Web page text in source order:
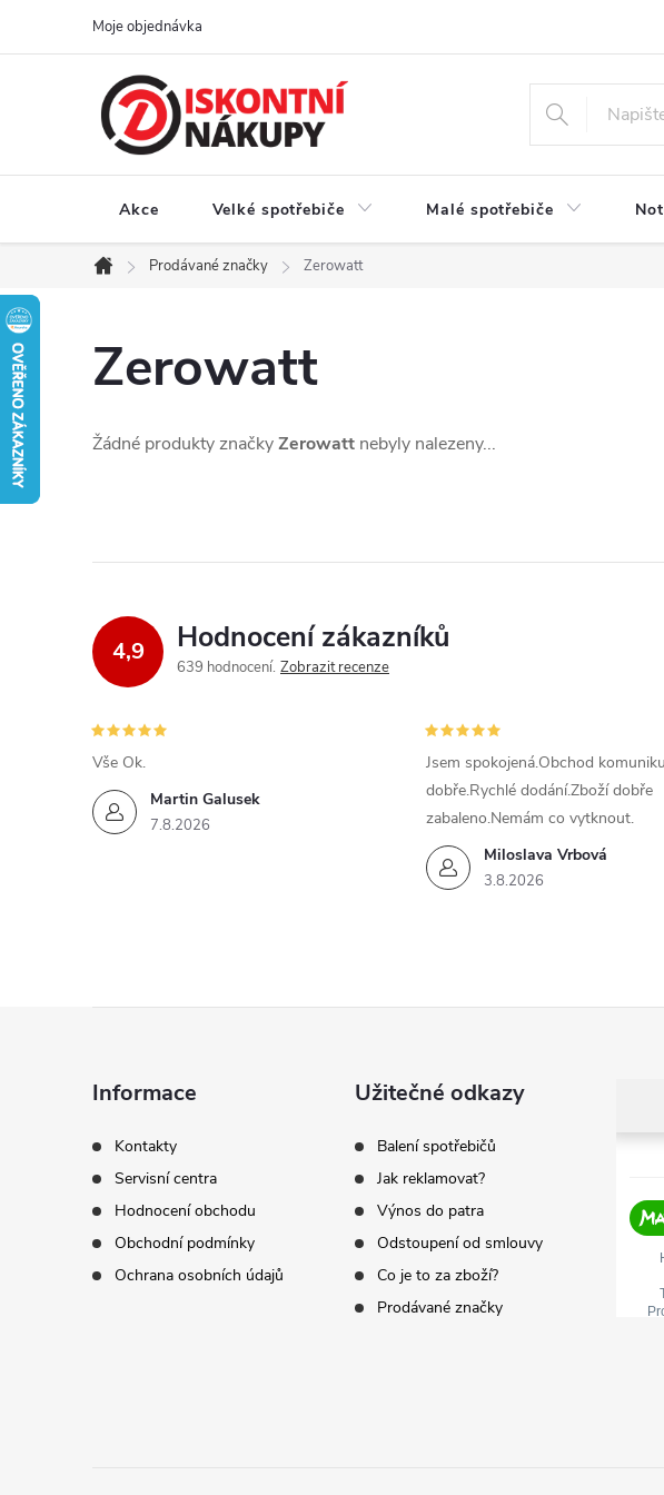
Moje objednávka
Akce Velké spotřebiče Malé spotřebiče
Domů
Prodávané značky Zerowatt
Zerowatt
Žádné produkty značkyZerowatt nebyly nalezeny...
4,9 Hodnocení zákazníků
639 hodnocení Zobrazit recenze
Martin Galusek
7.8.2026
Vše Ok.
Miloslava Vrbová
3.8.2026
Jsem spokojená.Obchod
dobře.Rychlé dodání.Zboží dobře
zabaleno.Nemám co vytknout.
Informace
Kontakty
Servisní centra
Hodnocení obchodu
Obchodní podmínky
Ochrana osobních údajů
Užitečné odkazy
Balení spotřebičů
Jak reklamovat?
Výnos do patra
Odstoupení od smlouvy
Co je to za zboží?
Prodávané značky